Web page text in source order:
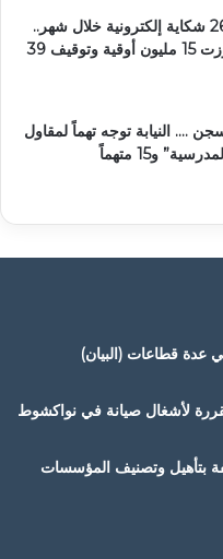
الدرك الوطني : 262 شكاية إلكترونية خلال شهر..
وخسائر مالية تجاوزت 15 مليون أوقية وتوقيف 39
…. النيابة توجه تهماً لمقاول
و15 متهماً
عدة قطاعات (البيان)
لأشغال صيانة في نواكشوط
بتأهيل وتصنيف المؤسسات